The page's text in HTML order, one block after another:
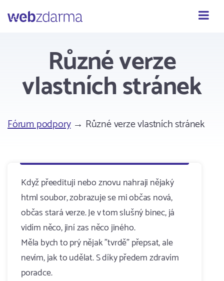
Webzdarma
Různé verze
vlastních stránek
Fórum podpory→ Různé verze vlastních stránek
Když přeedituji nebo znovu nahraji nějaký
html soubor, zobrazuje se mi občas nová,
občas stará verze. Je v tom slušný binec, já
vidím něco, jiní zas něco jiného.
Měla bych to prý nějak "tvrdě" přepsat, ale
nevím, jak to udělat. S díky předem zdravím
poradce.